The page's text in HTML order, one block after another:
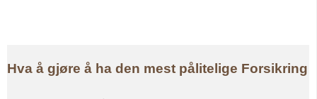
Hva å gjøre å ha den mest pålitelige Forsikring